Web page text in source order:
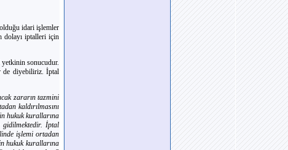
olduğu idari işlemler
dolayı iptalleri için
yetkinin sonucudur.
de diyebiliriz. İptal
zararın tazmini
kaldırılmasını
hukuk kurallarına
gidilmektedir. İptal
işlemi ortadan
hukuk kurallarına